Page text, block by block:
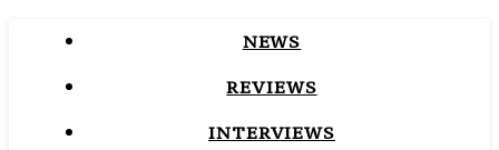
NEWS
REVIEWS
INTERVIEWS